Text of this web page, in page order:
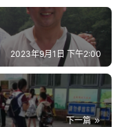
2023年9月1日 下午2:00
下一篇